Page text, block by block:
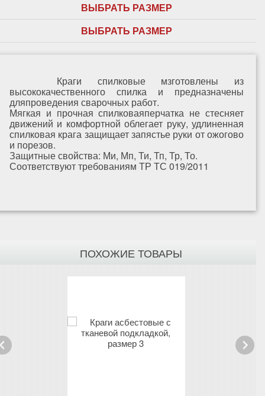
ВЫБРАТЬ РАЗМЕР
ВЫБРАТЬ РАЗМЕР
Краги спилковые мзготовлены из
высококачественного спилка и предназначены
дляпроведения сварочных работ.
Мягкая и прочная спилковаяперчатка не стесняет
движений и комфортной облегает руку, удлиненная
спилковая крага защищает запястье руки от ожогово
и порезов.
Защитные свойства: Ми, Мп, Ти, Тп, Тр, То.
Соответствуют требованиям ТР ТС 019/2011
ПОХОЖИЕ ТОВАРЫ